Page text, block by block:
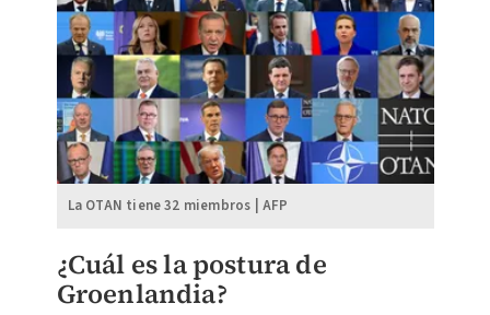
La OTAN tiene 32 miembros | AFP
¿Cuál es la postura de
Groenlandia?